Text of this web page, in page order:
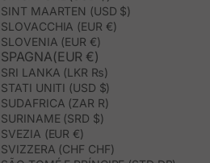
SINT MAARTEN (USD $)
SLOVACCHIA (EUR €)
SLOVENIA (EUR €)
SPAGNA(EUR €)
SRI LANKA (LKR ₨)
STATI UNITI (USD $)
SUDAFRICA (ZAR R)
SURINAME (SRD $)
SVEZIA (EUR €)
SVIZZERA (CHF CHF)